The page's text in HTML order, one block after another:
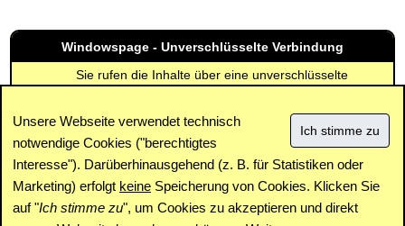
Unsere Webseite verwendet technisch
notwendige Cookies ("berechtigtes
Interesse"). Darüberhinausgehend (z. B. für Statistiken oder
Marketing) erfolgt keine Speicherung von Cookies. Klicken Sie
auf "Ich stimme zu", um Cookies zu akzeptieren und direkt
Windowspage - Unverschlüsselte Verbindung
Sie rufen die Inhalte über eine unverschlüsselte
verschlüsselte Verbindung (SSL) abgerufen werden:
https://www.windowspage.de/tipps/010343.html
Impressum | Kontakt | Datenschutz / Cookies |
SPAM /
Abuse
| Newsletter | Forum